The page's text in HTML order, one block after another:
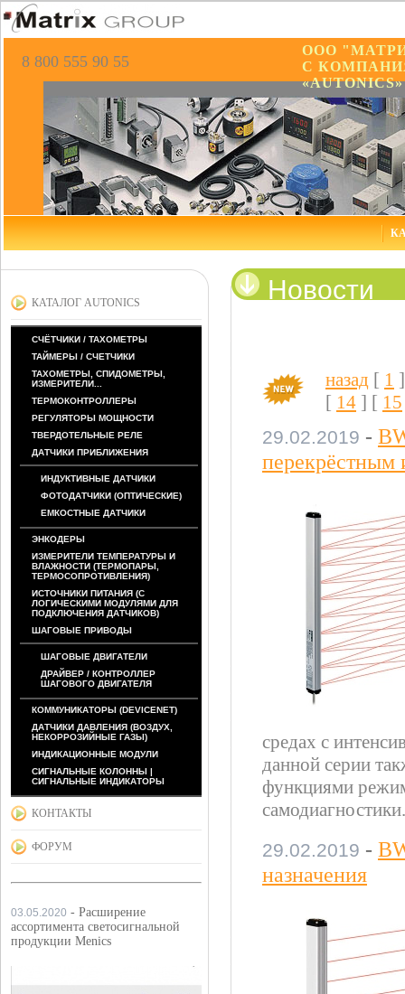
ООО
С
«AUTONICS»
8 800 555 90 55
КАТАЛОГ AUTONICS
СЧЁТЧИКИ / ТАХОМЕТРЫ
ТАЙМЕРЫ / СЧЕТЧИКИ
ТАХОМЕТРЫ, СПИДОМЕТРЫ,
ИЗМЕРИТЕЛИ...
ТЕРМОКОНТРОЛЛЕРЫ
РЕГУЛЯТОРЫ МОЩНОСТИ
ТВЕРДОТЕЛЬНЫЕ РЕЛЕ
ДАТЧИКИ ПРИБЛИЖЕНИЯ
ИНДУКТИВНЫЕ ДАТЧИКИ
ФОТОДАТЧИКИ (ОПТИЧЕСКИЕ)
ЕМКОСТНЫЕ ДАТЧИКИ
ЭНКОДЕРЫ
ИЗМЕРИТЕЛИ ТЕМПЕРАТУРЫ И
ВЛАЖНОСТИ (ТЕРМОПАРЫ,
ТЕРМОСОПРОТИВЛЕНИЯ)
ИСТОЧНИКИ ПИТАНИЯ (С
ЛОГИЧЕСКИМИ МОДУЛЯМИ ДЛЯ
ПОДКЛЮЧЕНИЯ ДАТЧИКОВ)
ШАГОВЫЕ ПРИВОДЫ
ШАГОВЫЕ ДВИГАТЕЛИ
ДРАЙВЕР / КОНТРОЛЛЕР
ШАГОВОГО ДВИГАТЕЛЯ
КОММУНИКАТОРЫ (DEVICENET)
ДАТЧИКИ ДАВЛЕНИЯ (ВОЗДУХ,
НЕКОРРОЗИЙНЫЕ ГАЗЫ)
ИНДИКАЦИОННЫЕ МОДУЛИ
СИГНАЛЬНЫЕ КОЛОННЫ |
СИГНАЛЬНЫЕ ИНДИКАТОРЫ
КОНТАКТЫ
ФОРУМ
03.05.2020 - Расширение
ассортимента светосигнальной
продукции Menics
Новости
назад [ 1
[ 14 ] [ 15
29.02.2019 -
перекрёстным
средах с
данной серии
функциями
самодиагностики.
29.02.2019 -
назначения